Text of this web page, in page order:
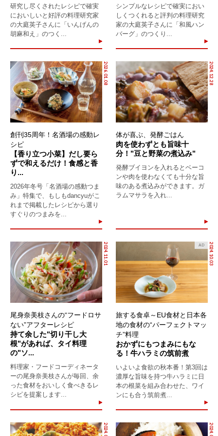
研究し尽くされたレシピで確実
においしいと好評の料理研究家
の大庭英子さんに「いんげんの
胡麻和え」のつく...
シンプルなレシピで確実におい
しくつくれると評判の料理研究
家の大庭英子さんに「和風ハン
バーグ」のつくり...
2026.01.08
創刊35周年！名酒場の感動レ
シピ
【香り立つ小菜】だし要ら
ずで和えるだけ！食感と香
り...
2026年冬号「名酒場の感動つま
み」特集で、もしもdancyuがこ
れまで掲載したレシピから選り
すぐりのつまみを...
2024.12.28
体が喜ぶ、発酵ごはん
肉を使わずとも旨味十
分！"豆と野菜の煮込み"
発酵ブイヨンを入れるとベーコ
ンや肉を使わなくても十分な旨
味のある煮込みができます。ガ
ラムマサラを入れ...
2024.11.01
尾身奈美枝さんの“フードロサ
ない”アフターレシピ
持て余した"切り干し大
根"があれば、タイ料理
の"ソ...
料理家・フードコーディネータ
ーの尾身奈美枝さんが毎回、余
った食材をおいしく食べきるレ
シピを提案します...
2024.10.03
AD
旅する食卓～EU食材と日本各
地の食材の“パーフェクトマッ
チ”料理
おかずにもつまみにもな
る！牛ハラミの筑前煮
いよいよ食欲の秋本番！第3回は
濃厚な旨味を持つ牛ハラミに日
本の根菜を組み合わせた、ワイ
ンにも合う筑前煮...